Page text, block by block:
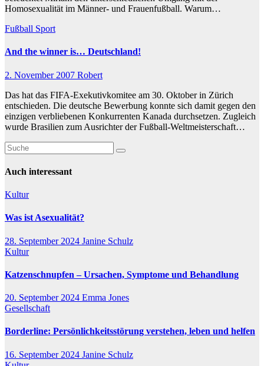
Homosexualität im Männer- und Frauenfußball. Warum…
Fußball Sport
And the winner is… Deutschland!
2. November 2007 Robert
Das hat das FIFA-Exekutivkomitee am 30. Oktober in Zürich
entschieden. Die deutsche Bewerbung konnte sich damit gegen den
einzigen verbliebenen Konkurrenten Kanada durchsetzen. Zugleich
wurde Brasilien zum Ausrichter der Fußball-Weltmeisterschaft…
Auch interessant
Kultur
Was ist Asexualität?
28. September 2024 Janine Schulz
Kultur
Katzenschnupfen – Ursachen, Symptome und Behandlung
20. September 2024 Emma Jones
Gesellschaft
Borderline: Persönlichkeitsstörung verstehen, leben und helfen
16. September 2024 Janine Schulz